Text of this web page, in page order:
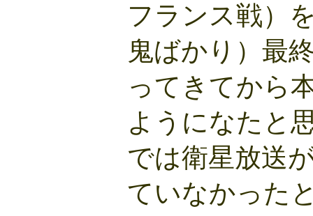
フランス戦）
鬼ばかり）最
ってきてから
ようになたと
では衛星放送
ていなかった